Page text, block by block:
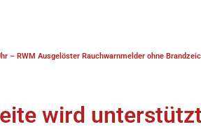
– RWM Ausgelöster Rauchwarnmelder ohne
wird